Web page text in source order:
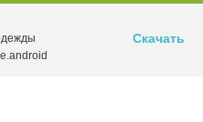
Скачать